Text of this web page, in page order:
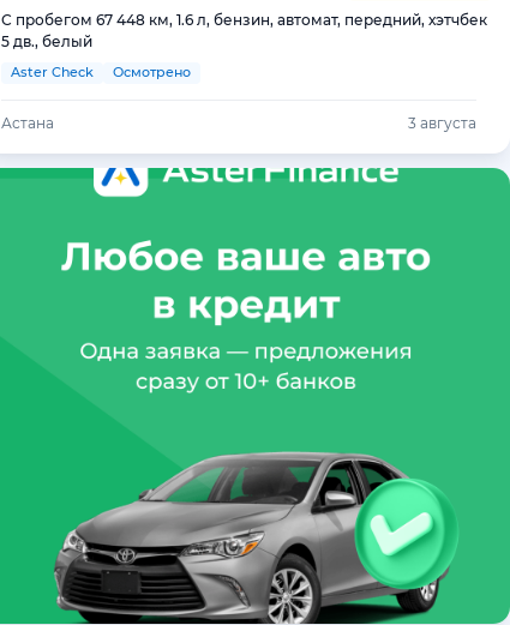
С пробегом 67 448 км, 1.6 л, бензин, автомат, передний, хэтчбек
5 дв., белый
Aster Check Осмотрено
Астана 3 августа